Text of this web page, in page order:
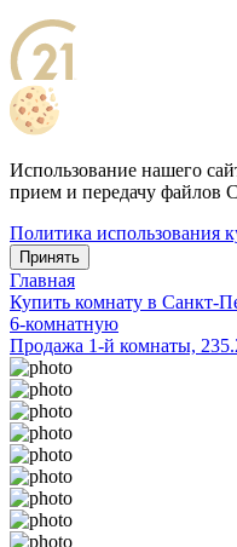
Использование нашего
прием и передачу файлов
Политика использования
Принять
Главная
Купить комнату в Санкт-
6-комнатную
Продажа 1-й комнаты,